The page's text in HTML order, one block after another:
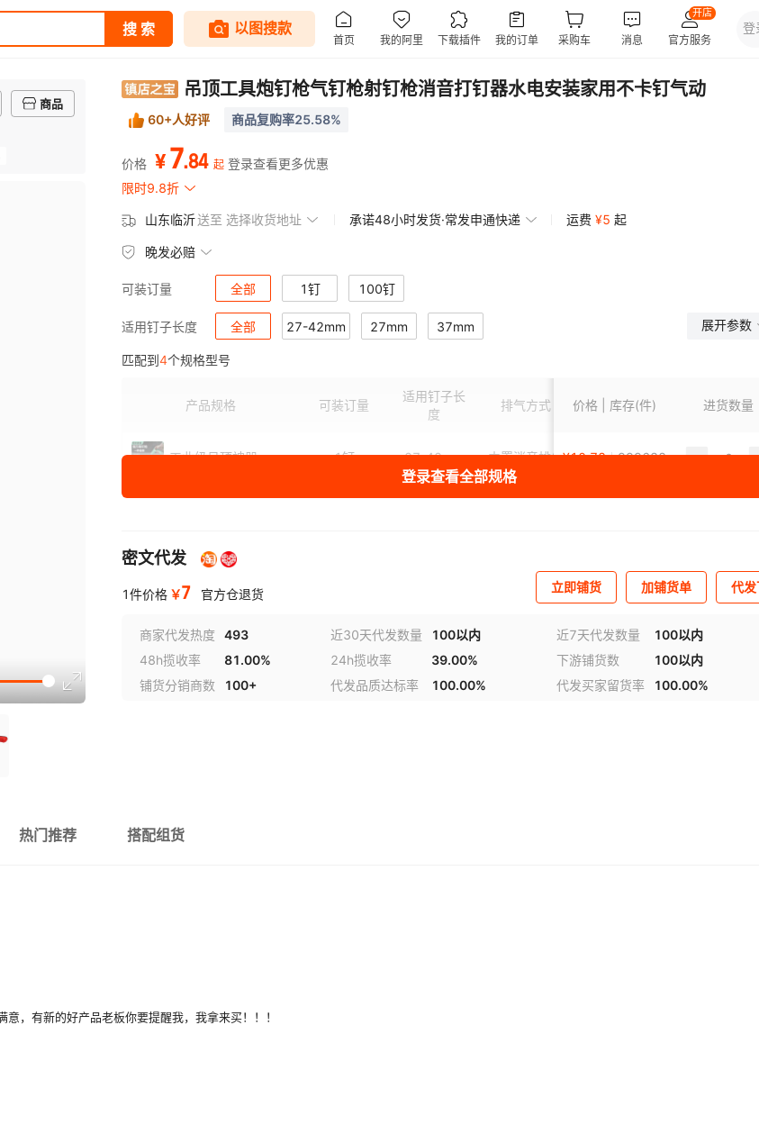
商品
吊顶工具炮钉枪气钉枪射钉枪消音打钉器水电安装家用不卡钉气动
60+人好评 商品复购率25.58%
价格 ¥7.84 起 登录查看更多优惠
限时9.8折
山东临沂送至 选择收货地址 承诺48小时发货·常发申通快递 运费 ¥5 起
晚发必赔
可装订量 全部 1钉 100钉
适用钉子长度 全部 27-42mm 27mm 37mm 展开参数
匹配到4个规格型号
产品规格 可装订量
适用钉子长
度
排气方式 进气口尺寸 耗气量
价格 | 库存(件) 进货数量
工业级吊顶神器 1钉 27-42mm 内置消音排气 7.3 0.5CFM
¥10.78 999638
100颗27mm直钉
100颗37mm螺纹钉
登录查看全部规格
密文代发
1件价格 ￥7 官方仓退货 立即铺货 加铺货单 代
商家代发热度 493 近30天代发数量 100以内 近7天代发数量
100以内
48h揽收率
81.00% 24h揽收率 39.00% 下游铺货数
100以内
铺货分销商数
100+ 代发品质达标率 100.00% 代发买家留货率 100.00%
热门推荐 搭配组货
，有新的好产品老板你要提醒我，我拿来买！！！